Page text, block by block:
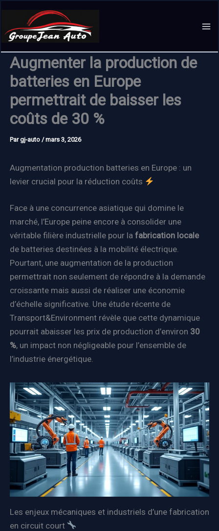
contenu
Augmenter la production de
batteries en Europe
permettrait de baisser les
coûts de 30 %
Pargj-auto /mars 3, 2026
Augmentation production batteries en Europe : un
levier crucial pour la réduction coûts
Face à une concurrence asiatique qui domine le
marché, l’Europe peine encore à consolider une
véritable filière industrielle pour la fabrication locale
de batteries destinées à la mobilité électrique.
Pourtant, une augmentation de la production
permettrait non seulement de répondre à la demande
croissante mais aussi de réaliser une économie
d’échelle significative. Une étude récente de
Transport&Environment révèle que cette dynamique
pourrait abaisser les prix de production d’environ 30
%, un impact non négligeable pour l’ensemble de
l’industrie énergétique.
Les enjeux mécaniques et industriels d’une fabrication
en circuit court